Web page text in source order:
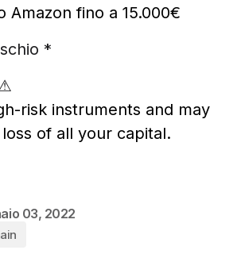
Amazon fino a 15.000€
*
risk instruments and may
of all your capital.
03, 2022